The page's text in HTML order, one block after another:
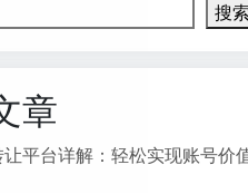
搜索
章
平台详解：轻松实现账号价